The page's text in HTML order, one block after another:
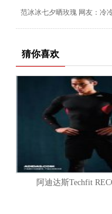
范冰冰七夕晒玫瑰 网友：冷
猜你喜欢
阿迪达斯Techfit